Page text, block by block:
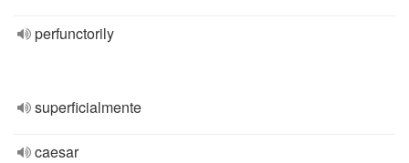
perfunctorily
superficialmente
caesar